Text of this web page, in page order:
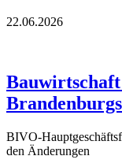
22.06.2026
BIVO-
den Änderungen